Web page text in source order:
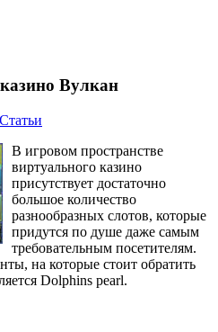
Вулкан
Статьи
В игровом пространстве
виртуального казино
присутствует достаточно
большое количество
разнообразных слотов, которые
придутся по душе даже самым
требовательным посетителям.
на которые стоит обратить
Dolphins pearl.